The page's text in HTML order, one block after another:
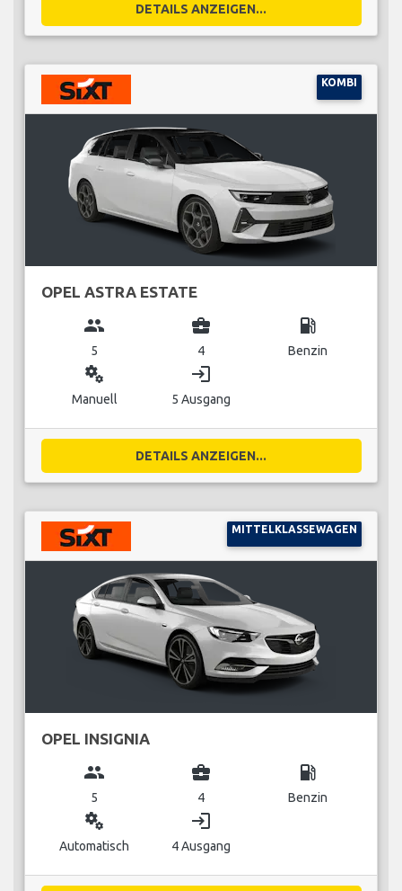
DETAILS ANZEIGEN...
KOMBI
OPEL ASTRA ESTATE
group
5
business_center
4
local_gas_station
Benzin
miscellaneous_services
Manuell
login
5 Ausgang
DETAILS ANZEIGEN...
MITTELKLASSEWAGEN
OPEL INSIGNIA
group
5
business_center
4
local_gas_station
Benzin
miscellaneous_services
Automatisch
login
4 Ausgang